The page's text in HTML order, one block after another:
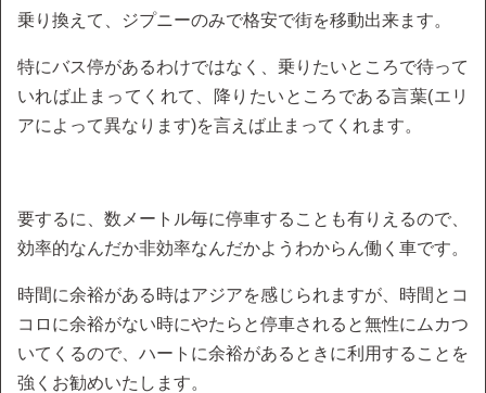
乗り換えて、ジプニーのみで格安で街を移動出来ます。
特にバス停があるわけではなく、乗りたいところで待って
いれば止まってくれて、降りたいところである言葉(エリ
アによって異なります)を言えば止まってくれます。
要するに、数メートル毎に停車することも有りえるので、
効率的なんだか非効率なんだかようわからん働く車です。
時間に余裕がある時はアジアを感じられますが、時間とコ
コロに余裕がない時にやたらと停車されると無性にムカつ
いてくるので、ハートに余裕があるときに利用することを
強くお勧めいたします。